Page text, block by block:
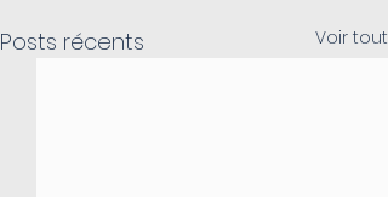
Posts récents Voir tout